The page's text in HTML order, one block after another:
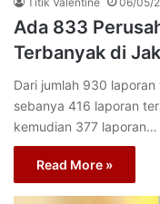
Ada 833
Terbanyak di
Dari jumlah 930
sebanya 416 laporan
kemudian 377 laporan…
Read More »